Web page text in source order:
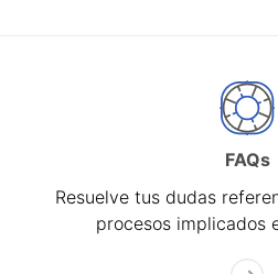
FAQs
Resuelve tus dudas
procesos implicados